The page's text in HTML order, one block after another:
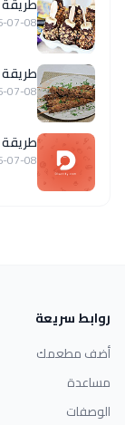
07-08
07-08
07-08
روابط سريعة
أضف مطعمك
مساعدة
الوصفات